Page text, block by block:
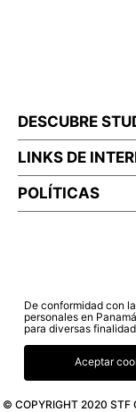
DESCUBRE
LINKS DE
POLÍTICAS
© COPYRIGHT 2020 STF
De conformidad con
personales en
para diversas
Aceptar